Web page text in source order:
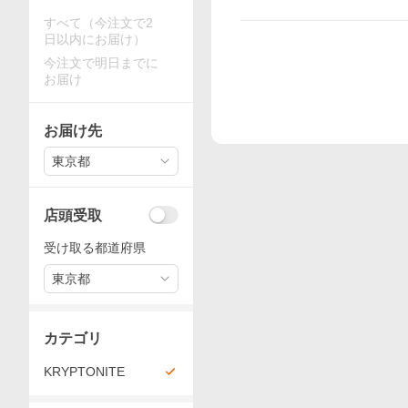
すべて（今注文で2
日以内にお届け）
今注文で明日までに
お届け
お届け先
東京都
店頭受取
受け取る都道府県
東京都
カテゴリ
KRYPTONITE